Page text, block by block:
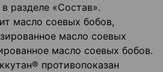
разделе «Состав».
масло соевых бобов,
масло соевых
масло соевых бобов.
противопоказан